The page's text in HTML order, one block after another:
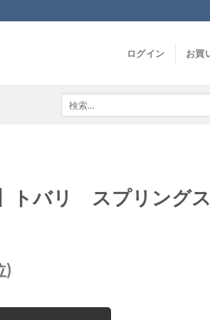
ログイン お買
】トバリ スプリング
)